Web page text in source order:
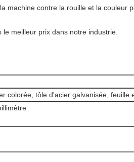
machine contre la rouille et la couleur
meilleur prix dans notre industrie.
colorée, tôle d'acier galvanisée, feuille